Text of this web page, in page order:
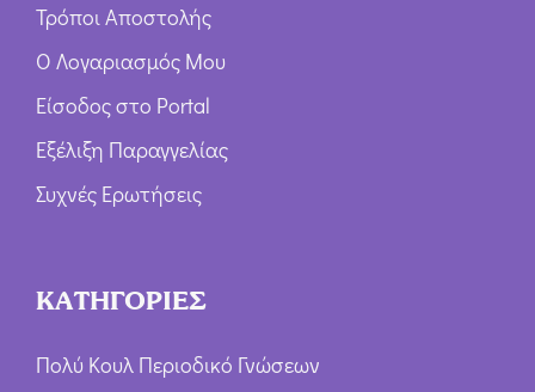
Τρόποι Αποστολής
Ο Λογαριασμός Μου
Είσοδος στο Portal
Εξέλιξη Παραγγελίας
Συχνές Ερωτήσεις
ΚΑΤΗΓΟΡΙΕΣ
Πολύ Κουλ Περιοδικό Γνώσεων